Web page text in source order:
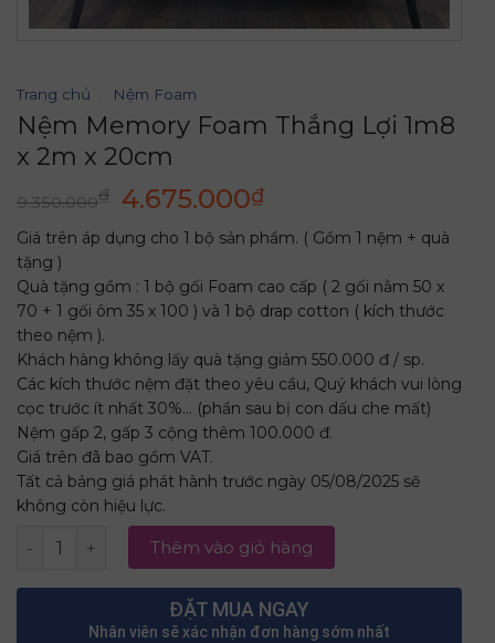
Trang chủ Nệm Foam
Nệm Memory Foam Thắng Lợi 1m8
x 2m x 20cm
9.350.000₫ Giá
gốc
là:
9.350.000₫.
4.675.000₫Giá
hiện
tại
là:
4.675.000₫.
Giá trên áp dụng cho 1 bộ sản phẩm. ( Gồm 1 nệm + quà
tặng )
Quà tặng gồm : 1 bộ gối Foam cao cấp ( 2 gối nằm 50 x
70 + 1 gối ôm 35 x 100 ) và 1 bộ drap cotton ( kích thước
theo nệm ).
Khách hàng không lấy quà tặng giảm 550.000 đ / sp.
Các kích thước nệm đặt theo yêu cầu, Quý khách vui lòng
cọc trước ít nhất 30%… (phần sau bị con dấu che mất)
Nệm gấp 2, gấp 3 cộng thêm 100.000 đ.
Giá trên đã bao gồm VAT.
Tất cả bảng giá phát hành trước ngày 05/08/2025 sẽ
không còn hiệu lực.
Nệm Memory Foam Thắng Lợi 1m8 x 2m x 20cm số lượng
Thêm vào giỏ hàng
ĐẶT MUA NGAY
Nhân viên sẽ xác nhận đơn hàng sớm nhất